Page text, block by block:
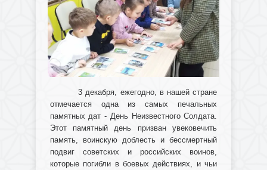
3 декабря, ежегодно, в нашей стране
отмечается одна из самых печальных
памятных дат - День Неизвестного Солдата.
Этот памятный день призван увековечить
память, воинскую доблесть и бессмертный
подвиг советских и российских воинов,
которые погибли в боевых действиях, и чьи